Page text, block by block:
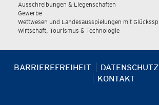
Ausschreibungen & Liegenschaften
Gewerbe
Wettwesen und Landesausspielungen mit
Wirtschaft, Tourismus & Technologie
BARRIEREFREIHEIT DATENSCHUTZ
KONTAKT